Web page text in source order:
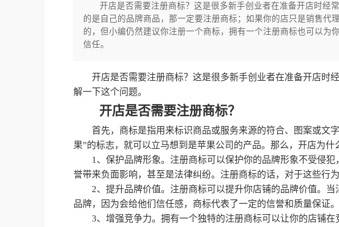
开店是否需要注册商标？这是很多新手创业者在准备开店时经
的是自己的品牌商品，那一定要注册商标；如果你的店只是销售代
的，但小编仍然建议你注册一个商标，拥有一个注册商标也可以为
信任。
开店是否需要注册商标？这是很多新手创业者在准备开店时
解一下这个问题。
开店是否需要注册商标？
首先，商标是指用来标识商品或服务来源的符合、图案或文
果”的标志，就可以立马想到是苹果公司的产品。那么，开店为什
1、保护品牌形象。注册商标可以保护你的品牌形象不受侵
誉带来负面影响，甚至是法律纠纷。注册商标的话，对于这些行
2、提升品牌价值。注册商标可以提升你店铺的品牌价值。
品牌，因为会给他们信任感，商标代表了一定的信誉和质量保证。
3、增强竞争力。拥有一个独特的注册商标可以让你的店铺